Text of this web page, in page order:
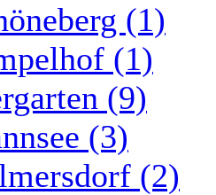
(1)
(1)
(9)
(3)
(2)